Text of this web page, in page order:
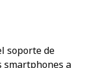
soporte de
smartphones a